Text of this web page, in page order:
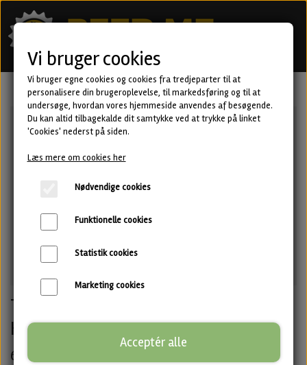
Tropicaa - New England IPA fra
Hopalaa
60,00 kr.
Vi bruger cookies
Vi bruger egne cookies og cookies fra tredjeparter til at
personalisere din brugeroplevelse, til markedsføring og til at
undersøge, hvordan vores hjemmeside anvendes af besøgende.
Du kan altid tilbagekalde dit samtykke ved at trykke på linket
'Cookies' nederst på siden.
Læs mere om cookies her
Nødvendige cookies
Funktionelle cookies
Statistik cookies
Marketing cookies
Acceptér alle